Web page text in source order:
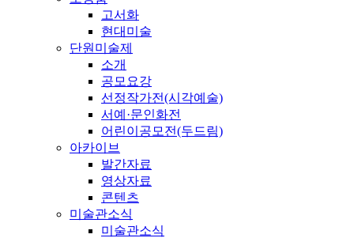
고서화
현대미술
단원미술제
소개
공모요강
선정작가전(시각예술)
서예·문인화전
어린이공모전(두드림)
아카이브
발간자료
영상자료
콘텐츠
미술관소식
미술관소식